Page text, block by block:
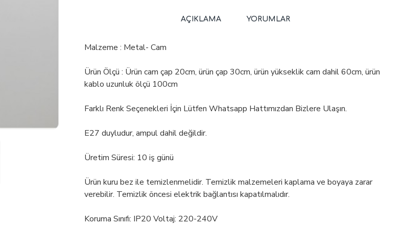
AÇIKLAMA YORUMLAR
Malzeme : Metal- Cam
Ürün Ölçü : Ürün cam çap 20cm, ürün çap 30cm, ürün yükseklik cam dahil 60cm, ürün
kablo uzunluk ölçü 100cm
Farklı Renk Seçenekleri İçin Lütfen Whatsapp Hattımızdan Bizlere Ulaşın.
E27 duyludur, ampul dahil değildir.
Üretim Süresi: 10 iş günü
Ürün kuru bez ile temizlenmelidir. Temizlik malzemeleri kaplama ve boyaya zarar
verebilir. Temizlik öncesi elektrik bağlantısı kapatılmalıdır.
Koruma Sınıfı: IP20 Voltaj: 220-240V